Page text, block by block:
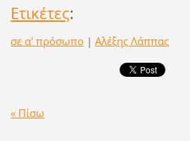
Ετικέτες:
σε α' πρόσωπο | Αλέξης Λάππας
« Πίσω